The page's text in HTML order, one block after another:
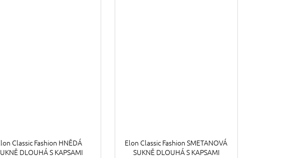
Classic Fashion HNĚDÁ
DLOUHÁ S KAPSAMI
Elon Classic Fashion SMETANOVÁ
SUKNĚ DLOUHÁ S KAPSAMI